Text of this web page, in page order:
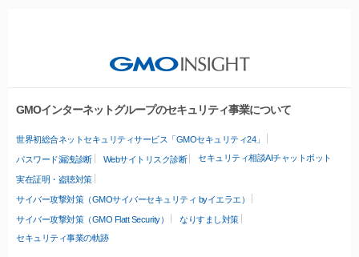
GMOインターネットグループのセキュリティ事業について
世界初総合ネットセキュリティサービス「GMOセキュリティ24」
パスワード漏洩診断 Webサイトリスク診断 セキュリティ相談AIチャットボット
実在証明・盗聴対策
サイバー攻撃対策（GMOサイバーセキュリティ byイエラエ）
サイバー攻撃対策（GMO Flatt Security）
なりすまし対策
セキュリティ事業の軌跡